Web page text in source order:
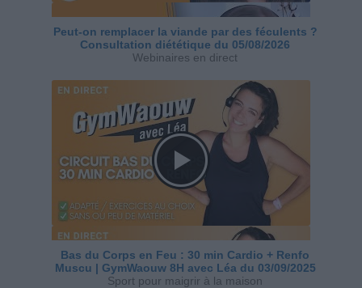
Peut-on remplacer la viande par des féculents ?
Consultation diététique du 05/08/2026
Webinaires en direct
Bas du Corps en Feu : 30 min Cardio + Renfo
Muscu | GymWaouw 8H avec Léa du 03/09/2025
Sport pour maigrir à la maison